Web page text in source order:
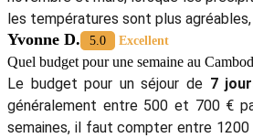
En savoir plus :
-5 jours au Cambodge
-Visiter Le Temple De Ta Prohm
-1 semaine au Cambodge
-Mini-circuits au Cambodge
5/5 - (1003 Vote)